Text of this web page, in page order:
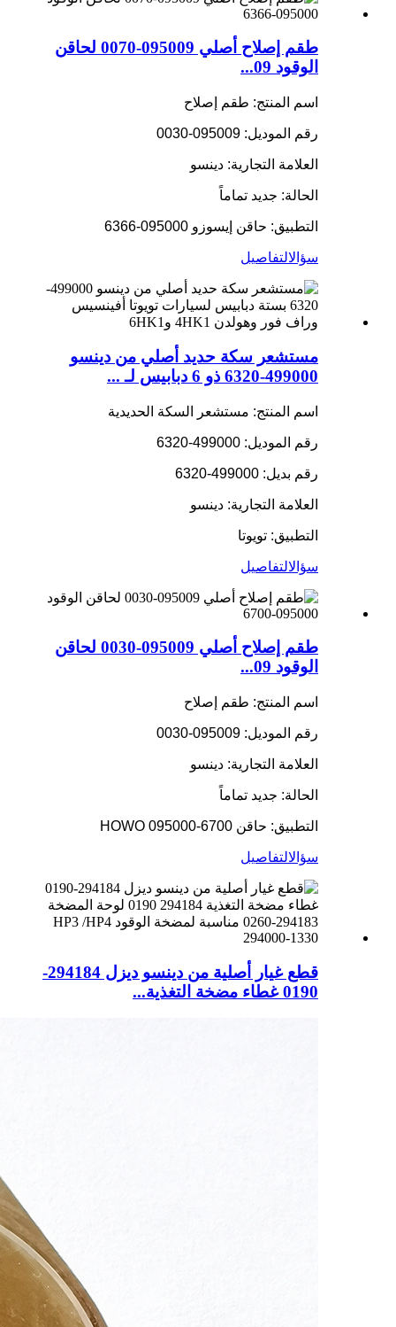
طقم إصلاح أصلي 095009-0070 لحاقن
الوقود 09...
اسم المنتج: طقم إصلاح
رقم الموديل: 095009-0030
العلامة التجارية: دينسو
الحالة: جديد تماماً
التطبيق: حاقن إيسوزو 095000-6366
سؤالالتفاصيل
مستشعر سكة حديد أصلي من دينسو
499000-6320 ذو 6 دبابيس لـ ...
اسم المنتج: مستشعر السكة الحديدية
رقم الموديل: 499000-6320
رقم بديل: 499000-6320
العلامة التجارية: دينسو
التطبيق: تويوتا
سؤالالتفاصيل
طقم إصلاح أصلي 095009-0030 لحاقن
الوقود 09...
اسم المنتج: طقم إصلاح
رقم الموديل: 095009-0030
العلامة التجارية: دينسو
الحالة: جديد تماماً
التطبيق: حاقن HOWO 095000-6700
سؤالالتفاصيل
قطع غيار أصلية من دينسو ديزل 294184-
0190 غطاء مضخة التغذية...